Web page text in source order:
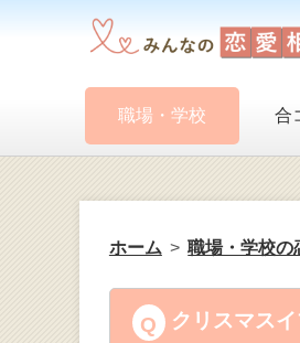
職場・学校 合
ホーム 職場・学校の
クリスマス